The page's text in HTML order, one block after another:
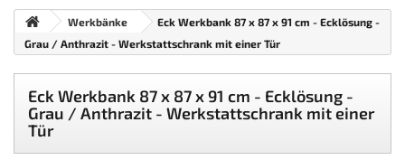
Werkbänke
Eck Werkbank 87 x 87 x 91 cm - Ecklösung -
Grau / Anthrazit - Werkstattschrank mit einer Tür
Eck Werkbank 87 x 87 x 91 cm - Ecklösung -
Grau / Anthrazit - Werkstattschrank mit einer
Tür